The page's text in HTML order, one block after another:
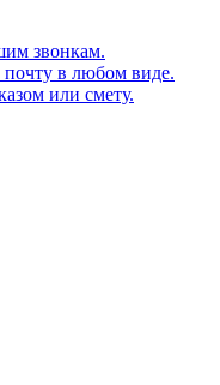
звонкам.
в любом виде.
или смету.